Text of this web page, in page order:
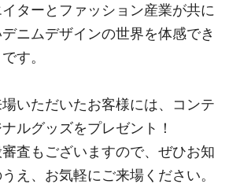
ターとファッション産業が共に
ニムデザインの世界を体感でき
す。
いただいたお客様には、コンテ
ルグッズをプレゼント！
査もございますので、ぜひお知
え、お気軽にご来場ください。